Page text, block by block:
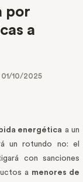
por
a
01/10/2025
energética a un
un rotundo no: el
con sanciones
a menores de